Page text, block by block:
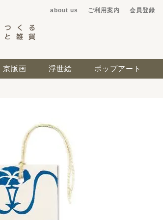
about us ご利用案内 会員登録
京版画 浮世絵 ポップアート